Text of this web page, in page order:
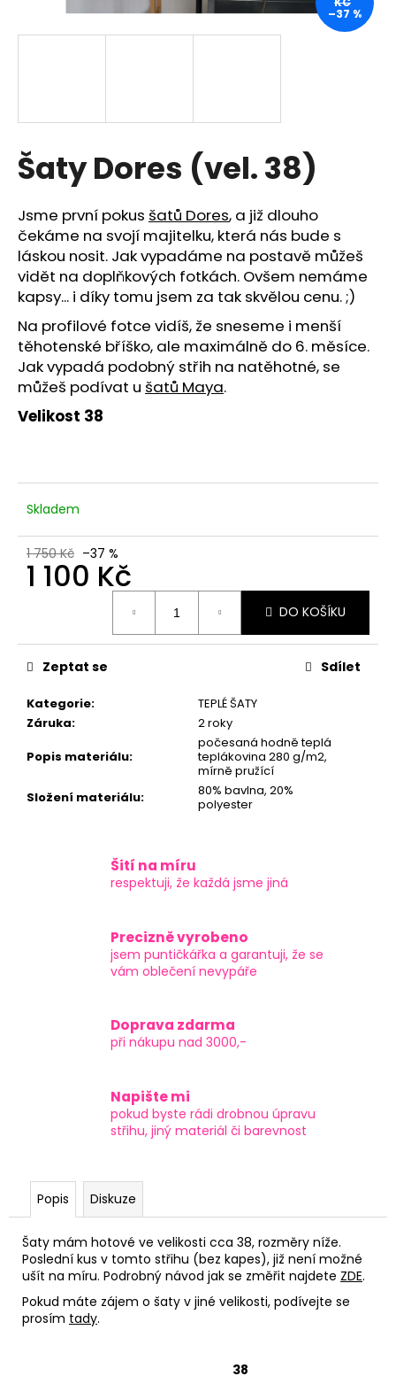
Šaty Dores (vel. 38)
Jsme první pokus šatů Dores, a již dlouho
čekáme na svojí majitelku, která nás bude s
láskou nosit. Jak vypadáme na postavě můžeš
vidět na doplňkových fotkách. Ovšem nemáme
kapsy... i díky tomu jsem za tak skvělou cenu. ;)
Na profilové fotce vidíš, že sneseme i menší
těhotenské bříško, ale maximálně do 6. měsíce.
Jak vypadá podobný střih na natěhotné, se
můžeš podívat u šatů Maya.
Velikost 38
Skladem
1 750 Kč –37 %
1 100 Kč
DO KOŠÍKU
Kategorie:
TEPLÉ ŠATY
Záruka:
2 roky
Popis materiálu:
počesaná hodně teplá
teplákovina 280 g/m2,
mírně pružící
Složení materiálu:
80% bavlna, 20%
polyester
Zeptat se Sdílet
–37 %
Šití na míru
respektuji, že každá jsme jiná
Precizně vyrobeno
jsem puntičkářka a garantuji, že se
vám oblečení nevypáře
Doprava zdarma
při nákupu nad 3000,-
Napište mi
pokud byste rádi drobnou úpravu
střihu, jiný materiál či barevnost
Popis Diskuze
Šaty mám hotové ve velikosti cca 38, rozměry níže.
Poslední kus v tomto střihu (bez kapes), již není možné
ušít na míru. Podrobný návod jak se změřit najdete ZDE.
Pokud máte zájem o šaty v jiné velikosti, podívejte se
prosím tady.
38
j
?
HLEDAT
D
o
p
o
r
u
č
u
m